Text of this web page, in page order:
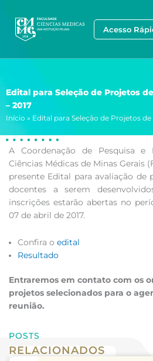
para
Acesso
Edital para Seleção de Projetos
– 2017
Início » Edital para Seleção de Projetos
A Coordenação de Pesquisa e
Ciências Médicas de Minas Gerais
presente Edital para avaliação de
docentes a serem
inscrições estarão abertas no
07 de abril de 2017.
Confira o edital
Resultado
Entraremos em contato com os
projetos selecionados para o
reunião.
POSTS
RELACIONADOS